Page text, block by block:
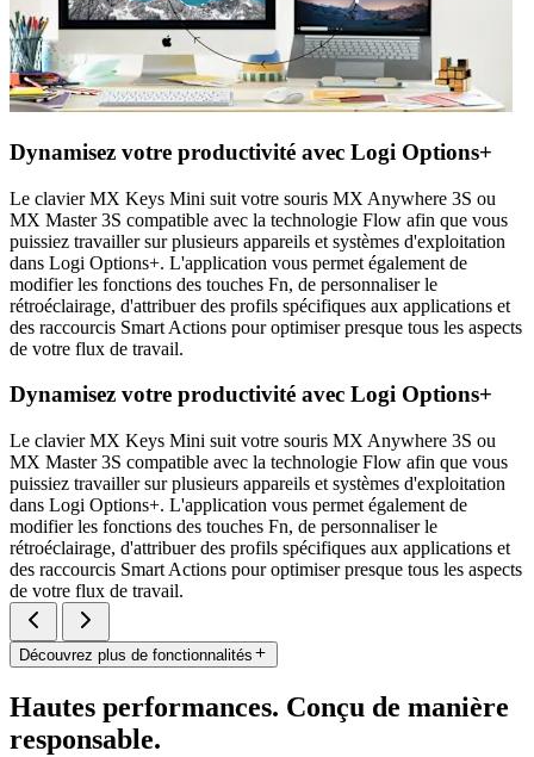
Dynamisez votre productivité avec Logi Options+
Le clavier MX Keys Mini suit votre souris MX Anywhere 3S ou
MX Master 3S compatible avec la technologie Flow afin que vous
puissiez travailler sur plusieurs appareils et systèmes d'exploitation
dans Logi Options+. L'application vous permet également de
modifier les fonctions des touches Fn, de personnaliser le
rétroéclairage, d'attribuer des profils spécifiques aux applications et
des raccourcis Smart Actions pour optimiser presque tous les aspects
de votre flux de travail.
Dynamisez votre productivité avec Logi Options+
Le clavier MX Keys Mini suit votre souris MX Anywhere 3S ou
MX Master 3S compatible avec la technologie Flow afin que vous
puissiez travailler sur plusieurs appareils et systèmes d'exploitation
dans Logi Options+. L'application vous permet également de
modifier les fonctions des touches Fn, de personnaliser le
rétroéclairage, d'attribuer des profils spécifiques aux applications et
des raccourcis Smart Actions pour optimiser presque tous les aspects
de votre flux de travail.
Découvrez plus de fonctionnalités
Hautes performances. Conçu de manière
responsable.